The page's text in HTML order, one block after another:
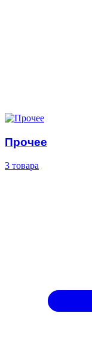
Прочее
3 товара